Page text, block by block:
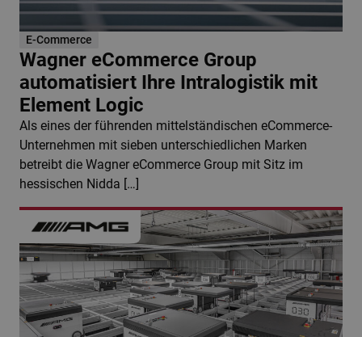
E-Commerce
Wagner eCommerce Group
automatisiert Ihre Intralogistik mit
Element Logic
Als eines der führenden mittelständischen eCommerce-
Unternehmen mit sieben unterschiedlichen Marken
betreibt die Wagner eCommerce Group mit Sitz im
hessischen Nidda […]